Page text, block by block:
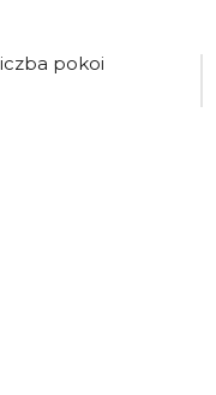
pokoi